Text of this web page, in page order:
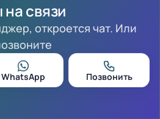
связи
откроется чат. Или
WhatsApp Позвонить